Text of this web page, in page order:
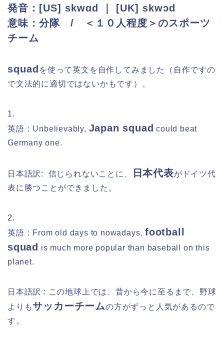
発音：[US] skwɑd ｜ [UK] skwɔd
意味：分隊 / ＜１０人程度＞のスポーツ
チーム
squad を使って英文を自作してみました（自作ですの
で文法的に適切ではないかもです）。
1.
英語：Unbelievably, Japan squad could beat
Germany one.
日本語訳: 信じられないことに、 日本代表がドイツ代
表に勝つことができました。
2.
英語：From old days to nowadays, football
squad
is much more popular than baseball on this
planet.
日本語訳 : この地球上では、昔から今に至るまで、野球
よりもサッカーチームの方がずっと人気があるので
す。